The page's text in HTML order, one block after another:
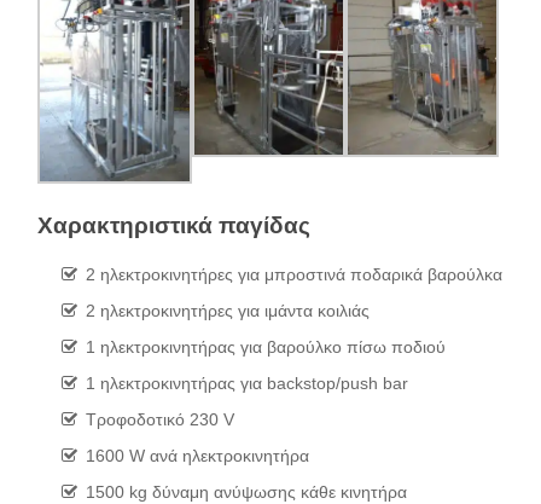
Χαρακτηριστικά παγίδας
2 ηλεκτροκινητήρες για μπροστινά ποδαρικά βαρούλκα
2 ηλεκτροκινητήρες για ιμάντα κοιλιάς
1 ηλεκτροκινητήρας για βαρούλκο πίσω ποδιού
1 ηλεκτροκινητήρας για backstop/push bar
Τροφοδοτικό 230 V
1600 W ανά ηλεκτροκινητήρα
1500 kg δύναμη ανύψωσης κάθε κινητήρα